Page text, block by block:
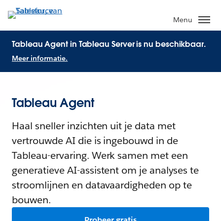
Menu
Tableau Agent in Tableau Server is nu beschikbaar.
Meer informatie.
Tableau Agent
Haal sneller inzichten uit je data met
vertrouwde AI die is ingebouwd in de
Tableau-ervaring. Werk samen met een
generatieve AI-assistent om je analyses te
stroomlijnen en datavaardigheden op te
bouwen.